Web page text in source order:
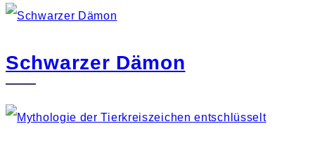
Schwarzer Dämon